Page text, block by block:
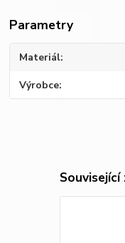
Parametry
Materiál
Výrobce
Související